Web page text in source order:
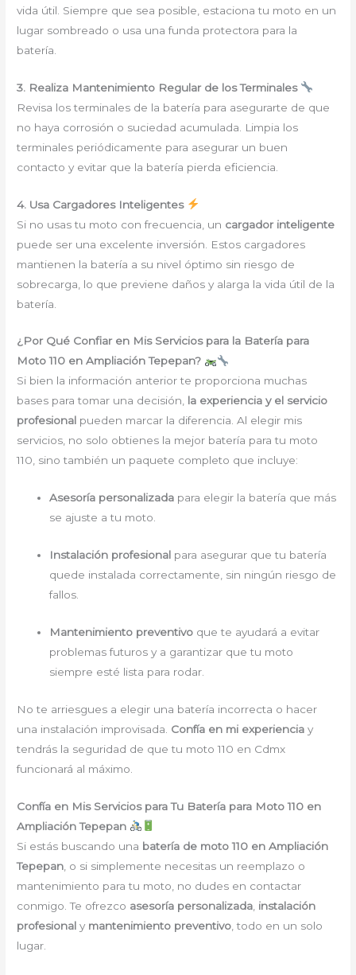
vida útil. Siempre que sea posible, estaciona tu moto en un
lugar sombreado o usa una funda protectora para la
batería.
3. Realiza Mantenimiento Regular de los Terminales
Revisa los terminales de la batería para asegurarte de que
no haya corrosión o suciedad acumulada. Limpia los
terminales periódicamente para asegurar un buen
contacto y evitar que la batería pierda eficiencia.
4. Usa Cargadores Inteligentes
Si no usas tu moto con frecuencia, un cargador inteligente
puede ser una excelente inversión. Estos cargadores
mantienen la batería a su nivel óptimo sin riesgo de
sobrecarga, lo que previene daños y alarga la vida útil de la
batería.
¿Por Qué Confiar en Mis Servicios para la Batería para
Moto 110 en Ampliación Tepepan?
Si bien la información anterior te proporciona muchas
bases para tomar una decisión, la experiencia y el servicio
profesional pueden marcar la diferencia. Al elegir mis
servicios, no solo obtienes la mejor batería para tu moto
110, sino también un paquete completo que incluye:
Asesoría personalizada para elegir la batería que más
se ajuste a tu moto.
Instalación profesional para asegurar que tu batería
quede instalada correctamente, sin ningún riesgo de
fallos.
Mantenimiento preventivo que te ayudará a evitar
problemas futuros y a garantizar que tu moto
siempre esté lista para rodar.
No te arriesgues a elegir una batería incorrecta o hacer
una instalación improvisada. Confía en mi experiencia y
tendrás la seguridad de que tu moto 110 en Cdmx
funcionará al máximo.
Confía en Mis Servicios para Tu Batería para Moto 110 en
Ampliación Tepepan
Si estás buscando una batería de moto 110 en Ampliación
Tepepan , o si simplemente necesitas un reemplazo o
mantenimiento para tu moto, no dudes en contactar
conmigo. Te ofrezco asesoría personalizada instalación
profesional y mantenimiento preventivo , todo en un solo
lugar.